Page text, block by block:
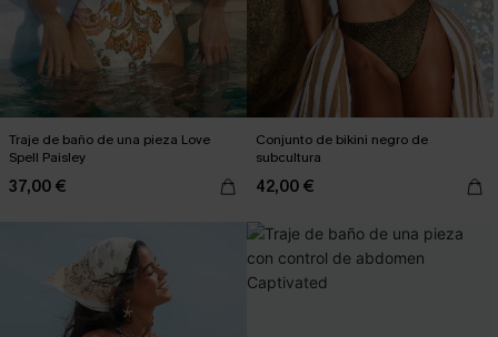
Traje de baño de una pieza Love
Spell Paisley
37,00 €
Conjunto de bikini negro de
subcultura
42,00 €